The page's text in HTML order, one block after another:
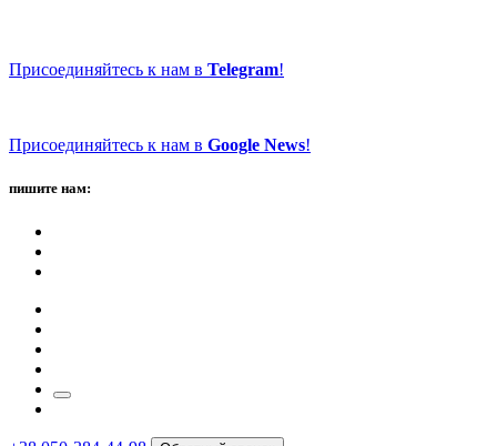
Присоединяйтесь к нам в Telegram!
Присоединяйтесь к нам в Google News!
пишите нам: